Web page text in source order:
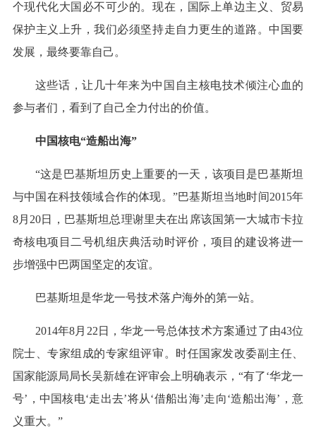
个现代化大国必不可少的。现在，国际上单边主义、贸易
保护主义上升，我们必须坚持走自力更生的道路。中国要
发展，最终要靠自己。
这些话，让几十年来为中国自主核电技术倾注心血的
参与者们，看到了自己全力付出的价值。
中国核电“造船出海”
“这是巴基斯坦历史上重要的一天，该项目是巴基斯坦
与中国在科技领域合作的体现。”巴基斯坦当地时间2015年
8月20日，巴基斯坦总理谢里夫在出席该国第一大城市卡拉
奇核电项目二号机组庆典活动时评价，项目的建设将进一
步增强中巴两国坚定的友谊。
巴基斯坦是华龙一号技术落户海外的第一站。
2014年8月22日，华龙一号总体技术方案通过了由43位
院士、专家组成的专家组评审。时任国家发改委副主任、
国家能源局局长吴新雄在评审会上明确表示，“有了‘华龙一
号’，中国核电‘走出去’将从‘借船出海’走向‘造船出海’，意
义重大。”